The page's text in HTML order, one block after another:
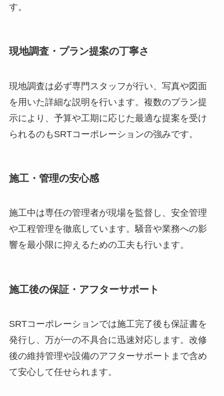
す。
現地調査・プラン提案の丁寧さ
現地調査は必ず専門スタッフが行い、写真や図面
を用いた詳細な説明を行います。複数のプラン提
示により、予算や工期に応じた最適な提案を受け
られるのもSRTコーポレーションの強みです。
施工・管理の安心感
施工中は専任の管理者が現場を監督し、安全管理
や工程管理を徹底しています。騒音や業務への影
響を最小限に抑えるための工夫も行います。
施工後の保証・アフターサポート
SRTコーポレーションでは施工完了後も保証書を
発行し、万が一の不具合に迅速対応します。改修
後の維持管理や設備のアフターサポートまで含め
て安心して任せられます。